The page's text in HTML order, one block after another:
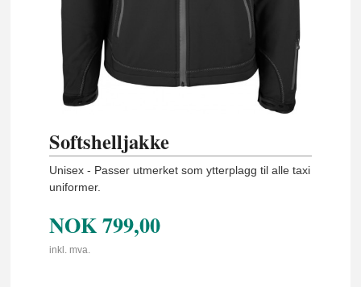
Softshelljakke
Unisex - Passer utmerket som ytterplagg til alle taxi
uniformer.
NOK799,00
inkl. mva.